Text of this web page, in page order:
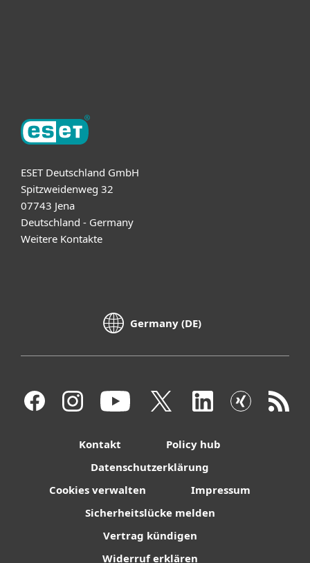
ESET Deutschland GmbH
Spitzweidenweg 32
07743 Jena
Deutschland - Germany
Weitere Kontakte
Germany (DE)
Kontakt
Policy hub
Datenschutzerklärung
Cookies verwalten
Impressum
Sicherheitslücke melden
Vertrag kündigen
Widerruf erklären